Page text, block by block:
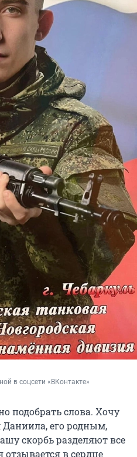
в соцсети «ВКонтакте»
подобрать слова. Хочу
Даниила, его родным,
скорбь разделяют все
в сердце